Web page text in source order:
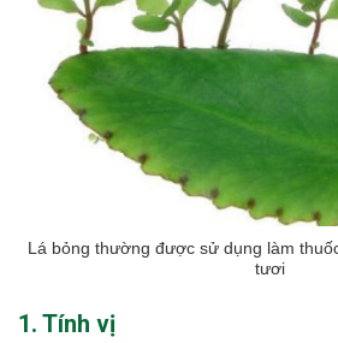
Lá bỏng thường được sử dụng làm
tươi
1. Tính vị